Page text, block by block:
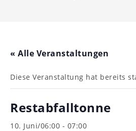
« Alle Veranstaltungen
Diese Veranstaltung hat bereits
Restabfalltonne
10. Juni/06:00 - 07:00